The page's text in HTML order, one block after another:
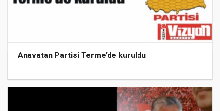
Anavatan Partisi Terme’de kuruldu